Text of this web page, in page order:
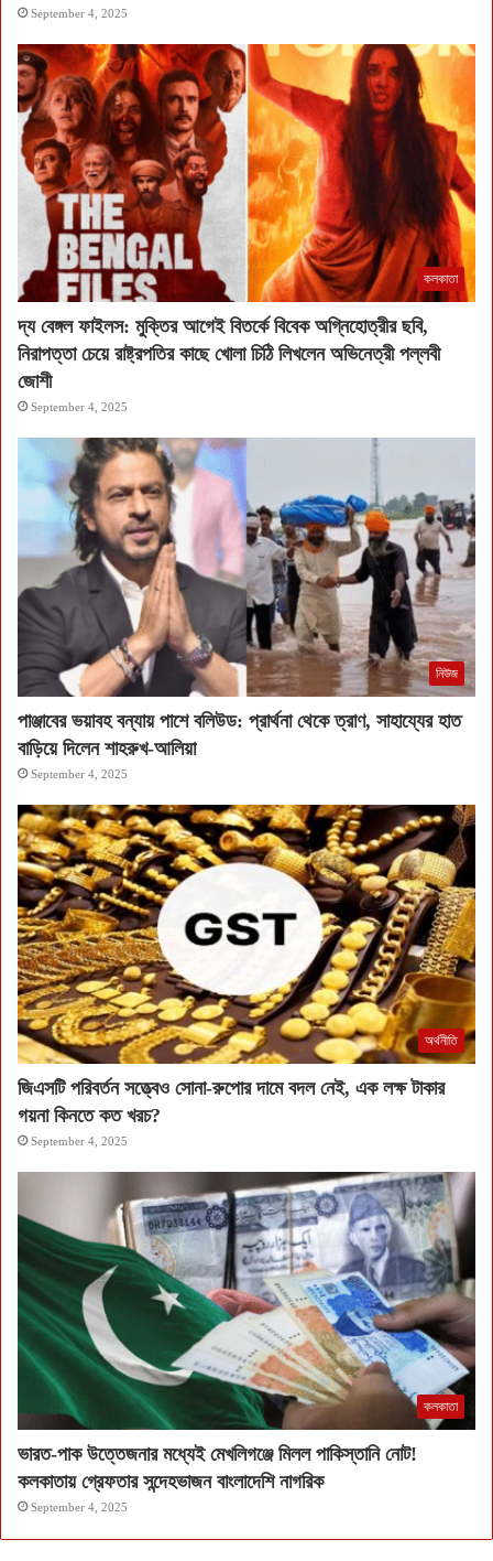
September 4, 2025
কলকাতা
দ্য বেঙ্গল ফাইলস: মুক্তির আগেই বিতর্কে বিবেক অগ্নিহোত্রীর ছবি,
নিরাপত্তা চেয়ে রাষ্ট্রপতির কাছে খোলা চিঠি লিখলেন অভিনেত্রী পল্লবী
জোশী
September 4, 2025
নিউজ
পাঞ্জাবের ভয়াবহ বন্যায় পাশে বলিউড: প্রার্থনা থেকে ত্রাণ, সাহায্যের হাত
বাড়িয়ে দিলেন শাহরুখ-আলিয়া
September 4, 2025
অর্থনীতি
জিএসটি পরিবর্তন সত্ত্বেও সোনা-রুপোর দামে বদল নেই, এক লক্ষ টাকার
গয়না কিনতে কত খরচ?
September 4, 2025
কলকাতা
ভারত-পাক উত্তেজনার মধ্যেই মেখলিগঞ্জে মিলল পাকিস্তানি নোট!
কলকাতায় গ্রেফতার সন্দেহভাজন বাংলাদেশি নাগরিক
September 4, 2025